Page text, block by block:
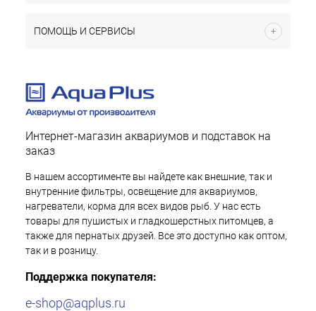
ПОМОЩЬ И СЕРВИСЫ
Интернет-магазин аквариумов и подставок на
заказ
В нашем ассортименте вы найдете как внешние, так и
внутренние фильтры, освещение для аквариумов,
нагреватели, корма для всех видов рыб. У нас есть
товары для пушистых и гладкошерстных питомцев, а
также для пернатых друзей. Все это доступно как оптом,
так и в розницу.
Поддержка покупателя:
e-shop@aqplus.ru